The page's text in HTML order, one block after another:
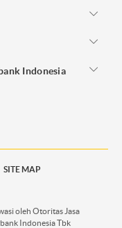
Indonesia
SITE MAP
oleh Otoritas Jasa
Indonesia Tbk